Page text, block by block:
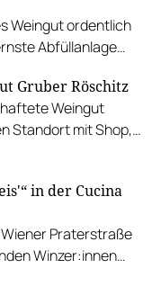
Weingut ordentlich
Abfüllanlage
Gruber Röschitz
Weingut
Standort mit Shop,
in der Cucina
Wiener Praterstraße
Winzer:innen